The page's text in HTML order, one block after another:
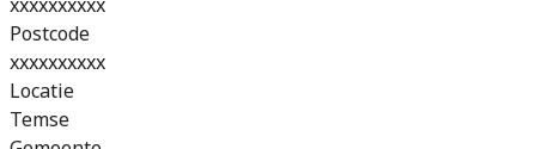
Postcode
xxxxxxxxxx
Locatie
Temse